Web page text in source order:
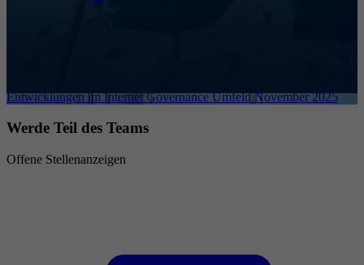
Entwicklungen im Internet Governance Umfeld November 2025
Werde Teil des Teams
Offene Stellenanzeigen